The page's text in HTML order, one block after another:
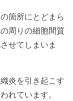
箇所にとどまら
周りの細胞間質
せてしまいま
炎を引き起こす
れています。